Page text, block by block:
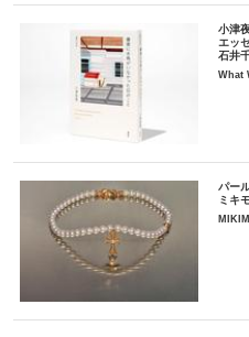
小津
エッ
石井
What
パー
ミキ